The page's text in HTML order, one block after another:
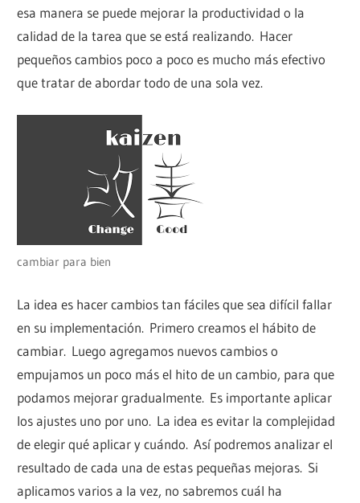
esa manera se puede mejorar la productividad o la
calidad de la tarea que se está realizando. Hacer
pequeños cambios poco a poco es mucho más efectivo
que tratar de abordar todo de una sola vez.
cambiar para bien
La idea es hacer cambios tan fáciles que sea difícil fallar
en su implementación. Primero creamos el hábito de
cambiar. Luego agregamos nuevos cambios o
empujamos un poco más el hito de un cambio, para que
podamos mejorar gradualmente. Es importante aplicar
los ajustes uno por uno. La idea es evitar la complejidad
de elegir qué aplicar y cuándo. Así podremos analizar el
resultado de cada una de estas pequeñas mejoras. Si
aplicamos varios a la vez, no sabremos cuál ha